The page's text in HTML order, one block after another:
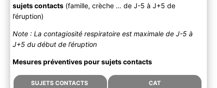
sujets contacts(famille, crèche … de J-5 à J+5 de
l’éruption)
Note : La contagiosité respiratoire est maximale de J-5 à
J+5 du début de l’éruption
Mesures préventives pour sujets contacts
SUJETS CONTACTS CAT